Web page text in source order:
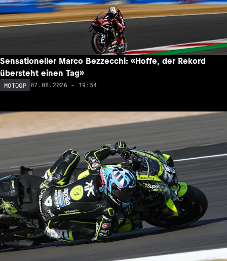
Sensationeller Marco Bezzecchi: «Hoffe, der Rekord
übersteht einen Tag»
MOTOGP 07.08.2026 - 19:54